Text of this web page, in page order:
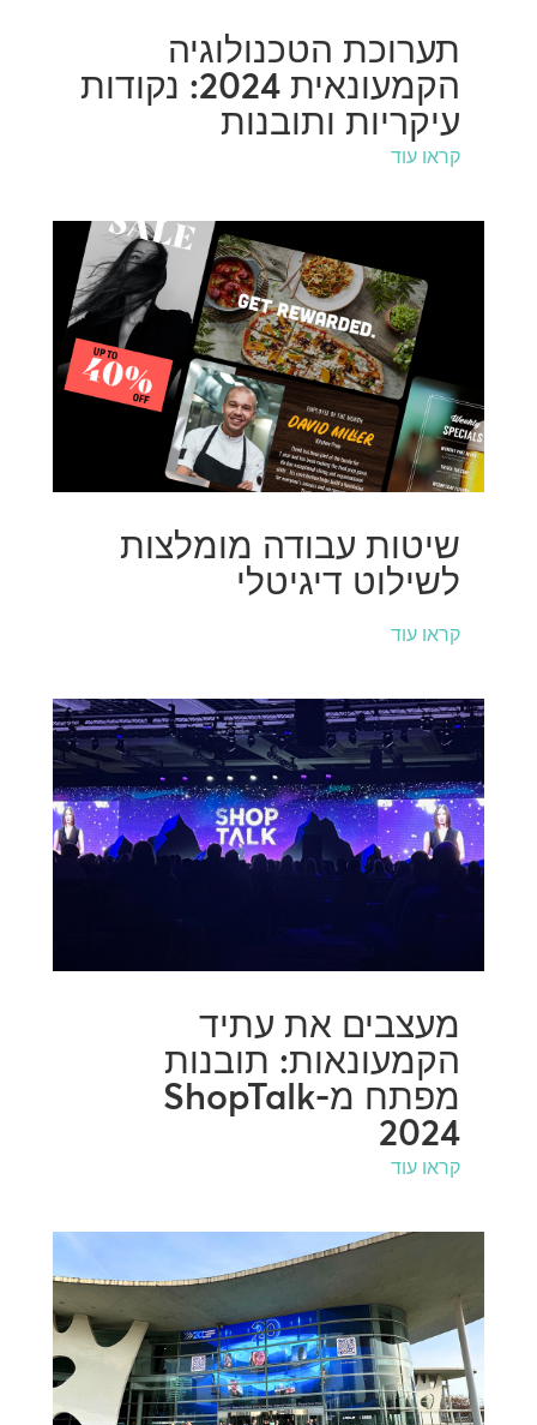
תערוכת הטכנולוגיה
הקמעונאית 2024: נקודות
עיקריות ותובנות
קראו עוד
שיטות עבודה מומלצות
לשילוט דיגיטלי
קראו עוד
מעצבים את עתיד
הקמעונאות: תובנות
מפתח מ-ShopTalk
2024
קראו עוד